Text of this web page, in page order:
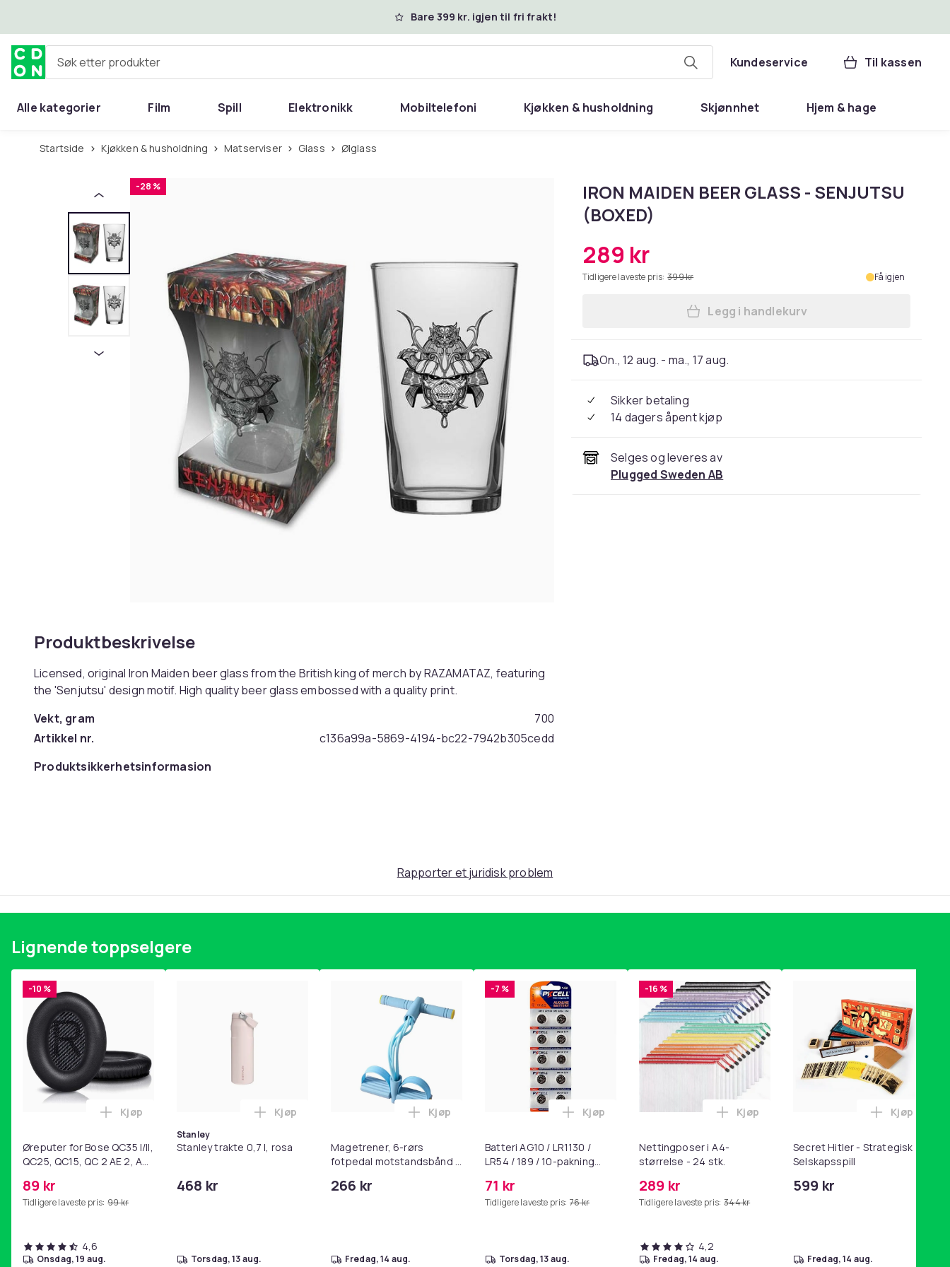
Bare 399 kr. igjen til fri frakt!
Søk etter produkter Kundeservice Til kassen
Alle kategorier Film Spill Elektronikk Mobiltelefoni Kjøkken & husholdning Skjønnhet Hjem & hage
Startside Kjøkken & husholdning Matserviser Glass Ølglass
-28 %
Produktbeskrivelse
Licensed, original Iron Maiden beer glass from the British king of merch by RAZAMATAZ, featuring
the 'Senjutsu' design motif. High quality beer glass embossed with a quality print.
Vekt, gram
700
Artikkel nr.
c136a99a-5869-4194-bc22-7942b305cedd
Produktsikkerhetsinformasjon
IRON MAIDEN BEER GLASS - SENJUTSU
(BOXED)
289 kr
Tidligere laveste pris: 399 kr Få igjen
Legg IRON MAIDEN BEER GLASS -
Legg i handlekurv
On., 12 aug. - ma., 17 aug.
Sikker betaling
14 dagers åpent kjøp
Selges og leveres av
Plugged Sweden AB
Rapporter et juridisk problem
Lignende toppselgere
-10 %
Øreputer for Bose QC35 I/II,
QC25, QC15, QC 2 AE 2, AE
SoundLink Black
89 kr
Tidligere laveste pris: 99 kr
Legg Øreputer for Bose QC35 I/II, QC25, QC15, QC 2 AE 2, AE 2i, AE 2w, SoundTrue, SoundLink Black i handlekurven
Kjøp
4,6
onsdag, 19 aug.
Stanley
Stanley trakte 0,7 l, rosa
468 kr
Legg Stanley trakte 0,7 l, rosa i handlekurven
Kjøp
torsdag, 13 aug.
Magetrener, 6-rørs
fotpedal motstandsbånd -
yoga og
266 kr
Legg Magetrener, 6-rørs fotpedal motstandsbånd - mage- og kjernetrening, yoga og
Kjøp
fredag, 14 aug.
-7 %
Batteri AG10 / LR1130 /
LR54 / 189 / 10-pakning
71 kr
Tidligere laveste pris: 76 kr
Legg Batteri AG10 / LR1130 / LR54 / 189 / 10-pakning PKcell i
Kjøp
torsdag, 13 aug.
-16 %
Nettingposer i A4-
størrelse - 24 stk.
289 kr
Tidligere laveste pris: 344 kr
Legg Nettingposer i A4-størrelse - 24
Kjøp
4,2
fredag, 14 aug.
Secret Hitler - Strategisk
Selskapsspill
599 kr
Legg
Kjøp
fredag, 14 aug.